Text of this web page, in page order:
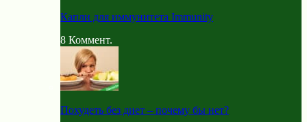
Капли для иммунитета Immunity
8 Коммент.
Похудеть без диет – почему бы нет?